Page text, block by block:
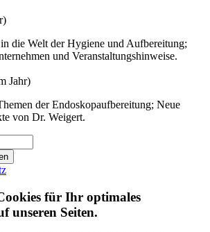
die Welt der Hygiene und Aufbereitung;
und Veranstaltungshinweise.
Jahr)
der Endoskopaufbereitung; Neue
von Dr. Weigert.
für Ihr optimales
unseren Seiten.